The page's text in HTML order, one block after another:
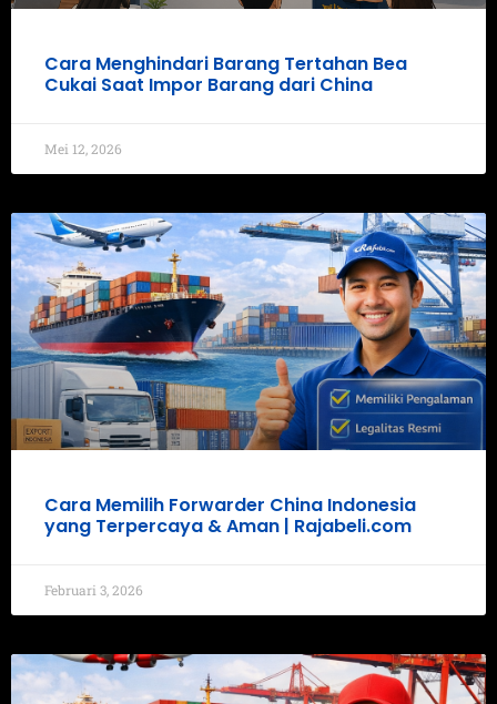
Cara Menghindari Barang Tertahan Bea
Cukai Saat Impor Barang dari China
Mei 12, 2026
Cara Memilih Forwarder China Indonesia
yang Terpercaya & Aman | Rajabeli.com
Februari 3, 2026